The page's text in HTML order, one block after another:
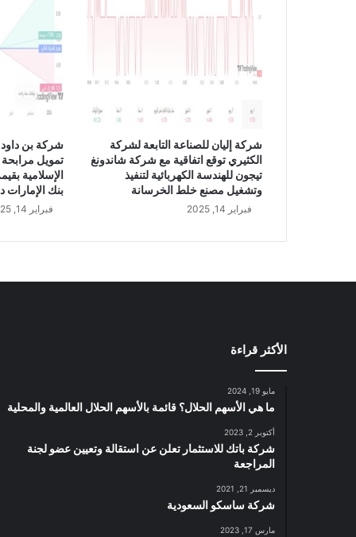
2
شركة إليان للصناعة التابعة لشركة
الكثيري توقع اتفاقية مع شركة شاندونغ
تيجون للهندسة الكهربائية لتنفيذ
وتشغيل مصنع خلط الخرسانة
فبراير 14, 2025
شركة بن
تمويل
بنك الإمارات
فبراير 14, 2025
الأكثر قراءة
مايو 19, 2024
ما هي الأسهم الحلال؟ قائمة بالأسهم الحلال العالمية والمحلية
أكتوبر 2, 2023
شركة باتك للاستثمار تعلن عن استقالة وتعيين عضو لجنة
المراجعة
ديسمبر 21, 2021
شركة ساسكو السعودية
مارس 17, 2023